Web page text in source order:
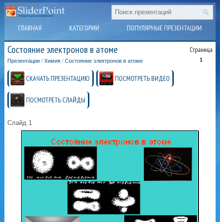
ГЛАВНАЯ КАТЕГОРИИ ПОПУЛЯРНЫЕ ПРЕЗЕНТАЦИИ
Состояние электронов в атоме Страница
1
Презентации /Химия /Состояние электронов в атоме
СКАЧАТЬ ПРЕЗЕНТАЦИЮ ПОСМОТРЕТЬ ВИДЕО
ПОСМОТРЕТЬ СЛАЙДЫ
Слайд 1